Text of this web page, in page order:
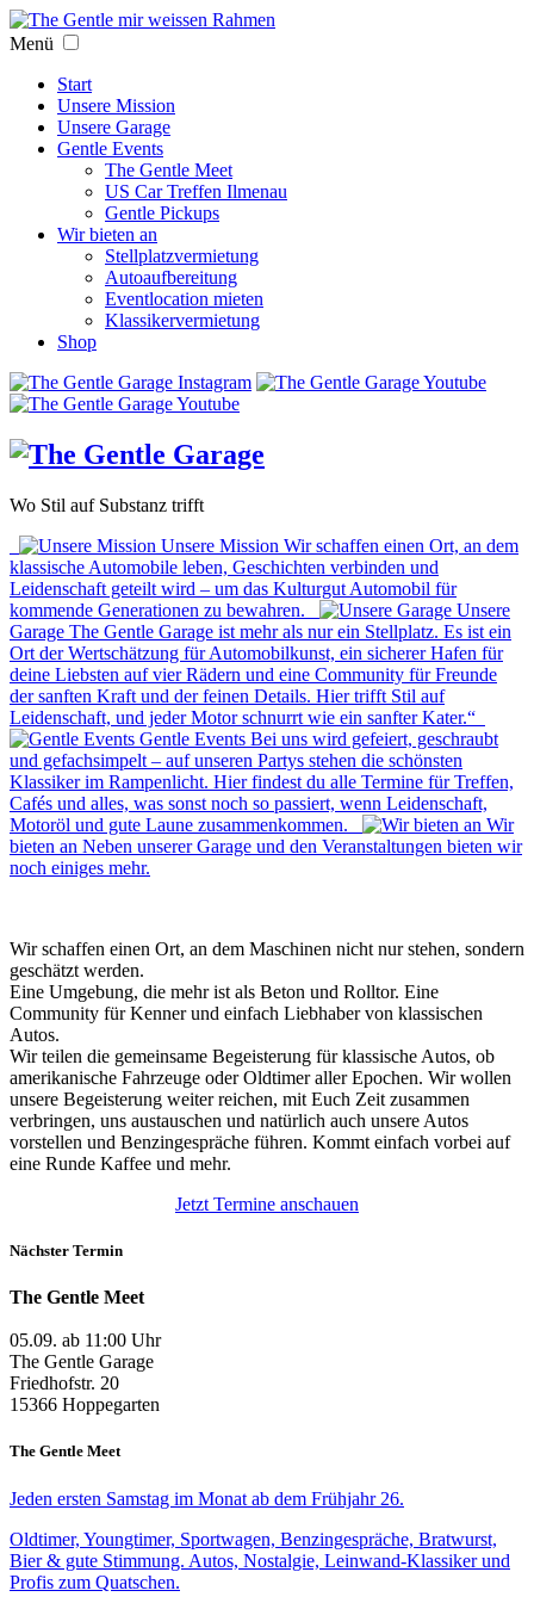
Menü
Start
Unsere Mission
Unsere Garage
Gentle Events
The Gentle Meet
US Car Treffen Ilmenau
Gentle Pickups
Wir bieten an
Stellplatzvermietung
Autoaufbereitung
Eventlocation mieten
Klassikervermietung
Shop
Wo Stil auf Substanz trifft
Unsere Mission Wir schaffen einen Ort, an dem
klassische Automobile leben, Geschichten verbinden und
Leidenschaft geteilt wird – um das Kulturgut Automobil für
kommende Generationen zu bewahren.
Unsere
Garage The Gentle Garage ist mehr als nur ein Stellplatz. Es ist ein
Ort der Wertschätzung für Automobilkunst, ein sicherer Hafen für
deine Liebsten auf vier Rädern und eine Community für Freunde
der sanften Kraft und der feinen Details. Hier trifft Stil auf
Leidenschaft, und jeder Motor schnurrt wie ein sanfter Kater.“
Gentle Events Bei uns wird gefeiert, geschraubt
und gefachsimpelt – auf unseren Partys stehen die schönsten
Klassiker im Rampenlicht. Hier findest du alle Termine für Treffen,
Cafés und alles, was sonst noch so passiert, wenn Leidenschaft,
Motoröl und gute Laune zusammenkommen.
Wir
bieten an Neben unserer Garage und den Veranstaltungen bieten wir
noch einiges mehr.
Wir schaffen einen Ort, an dem Maschinen nicht nur stehen, sondern
geschätzt werden.
Eine Umgebung, die mehr ist als Beton und Rolltor. Eine
Community für Kenner und einfach Liebhaber von klassischen
Autos.
Wir teilen die gemeinsame Begeisterung für klassische Autos, ob
amerikanische Fahrzeuge oder Oldtimer aller Epochen. Wir wollen
unsere Begeisterung weiter reichen, mit Euch Zeit zusammen
verbringen, uns austauschen und natürlich auch unsere Autos
vorstellen und Benzingespräche führen. Kommt einfach vorbei auf
eine Runde Kaffee und mehr.
Jetzt Termine anschauen
Nächster Termin
The Gentle Meet
05.09. ab 11:00 Uhr
The Gentle Garage
Friedhofstr. 20
15366 Hoppegarten
The Gentle Meet
Jeden ersten Samstag im Monat ab dem Frühjahr 26.
Oldtimer, Youngtimer, Sportwagen, Benzingespräche, Bratwurst,
Bier & gute Stimmung. Autos, Nostalgie, Leinwand-Klassiker und
Profis zum Quatschen.